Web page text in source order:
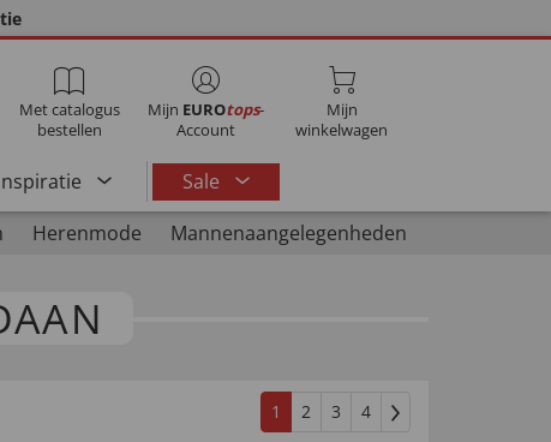
Met catalogus
bestellen
Mijn EUROtops-
Account
Mijn
winkelwagen
Sale
Herenmode Mannenaangelegenheden
1 2 3 4